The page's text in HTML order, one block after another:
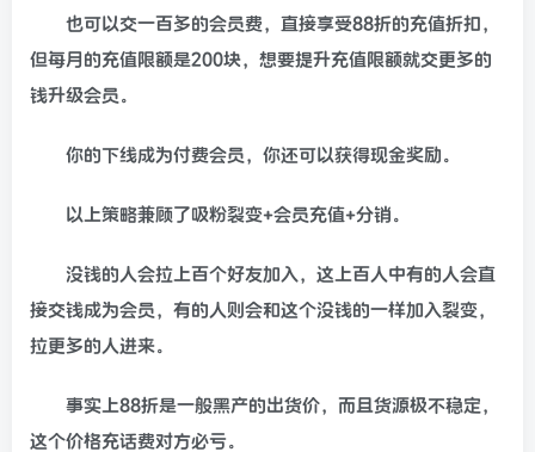
也可以交一百多的会员费，直接享受88折的充值折扣，
但每月的充值限额是200块，想要提升充值限额就交更多的
钱升级会员。
你的下线成为付费会员，你还可以获得现金奖励。
以上策略兼顾了吸粉裂变+会员充值+分销。
没钱的人会拉上百个好友加入，这上百人中有的人会直
接交钱成为会员，有的人则会和这个没钱的一样加入裂变，
拉更多的人进来。
事实上88折是一般黑产的出货价，而且货源极不稳定，
这个价格充话费对方必亏。